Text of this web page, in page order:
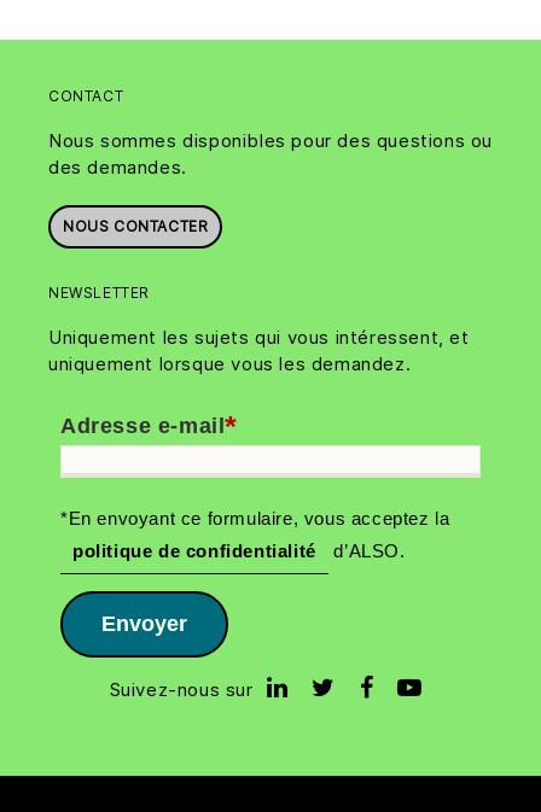
CONTACT
Nous sommes disponibles pour des questions ou
des demandes.
NOUS CONTACTER
NEWSLETTER
Uniquement les sujets qui vous intéressent, et
uniquement lorsque vous les demandez.
*
Adresse e-mail
*En envoyant ce formulaire, vous acceptez la
politique de confidentialité
d’ALSO.
Envoyer
Suivez-nous sur